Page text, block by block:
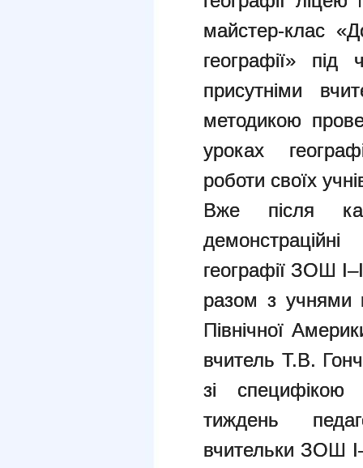
майстер-клас
географії»
присутніми
методикою
уроках
роботи своїх
Вже після
географії ЗОШ
разом з учнями
Північної
вчитель Т.В.
зі специфікою
тиждень
вчительки ЗОШ